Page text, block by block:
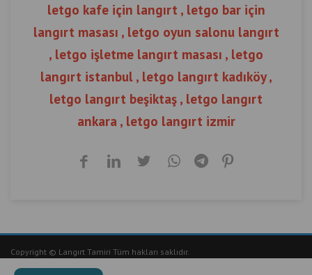
letgo kafe için langırt , letgo bar için
langırt masası , letgo oyun salonu langırt
, letgo işletme langırt masası , letgo
langırt istanbul , letgo langırt kadıköy ,
letgo langırt beşiktaş , letgo langırt
ankara , letgo langırt izmir
Copyright © Langırt Tamiri Tüm hakları saklıdır.